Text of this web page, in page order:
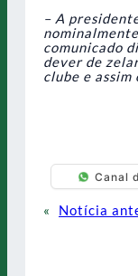
– A
comunicado
dever de
clube e assim
Canal
«
Notícia